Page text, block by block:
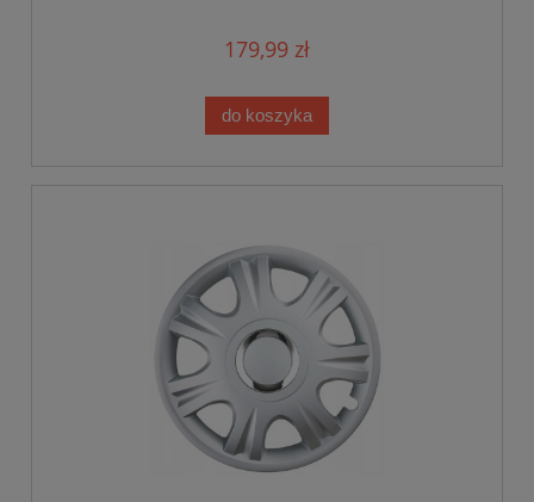
179,99 zł
do koszyka